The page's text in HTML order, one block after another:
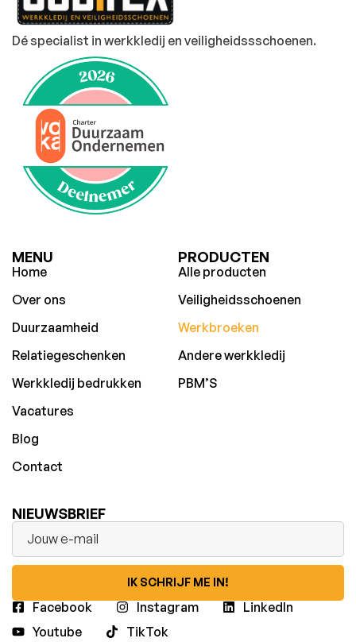
Dé specialist in werkkledij en veiligheidssschoenen.
MENU
Home
Over ons
Duurzaamheid
Relatiegeschenken
Werkkledij bedrukken
Vacatures
Blog
Contact
PRODUCTEN
Alle producten
Veiligheidsschoenen
Werkbroeken
Andere werkkledij
PBM’S
NIEUWSBRIEF
IK SCHRIJF ME IN!
Facebook Instagram
LinkedIn
Youtube
TikTok